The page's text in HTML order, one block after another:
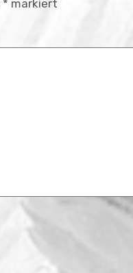
* markiert